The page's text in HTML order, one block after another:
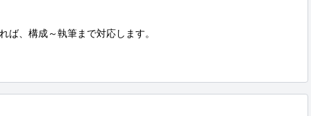
ば、構成～執筆まで対応します。